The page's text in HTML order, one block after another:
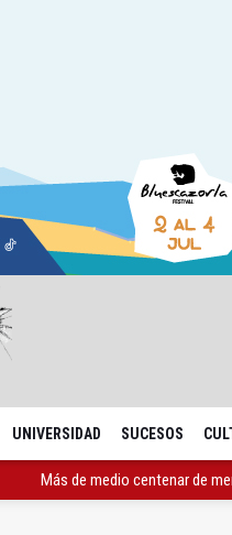
UNIVERSIDAD SUCESOS
Más de medio centenar de